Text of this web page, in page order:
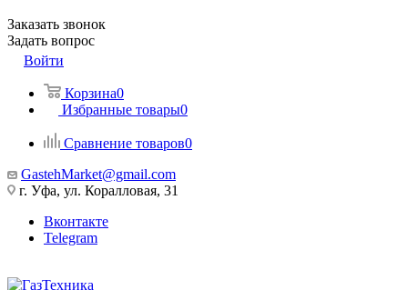
Заказать звонок
Задать вопрос
Войти
Корзина0
Избранные товары0
Сравнение товаров0
GastehMarket@gmail.com
г. Уфа, ул. Коралловая, 31
Вконтакте
Telegram